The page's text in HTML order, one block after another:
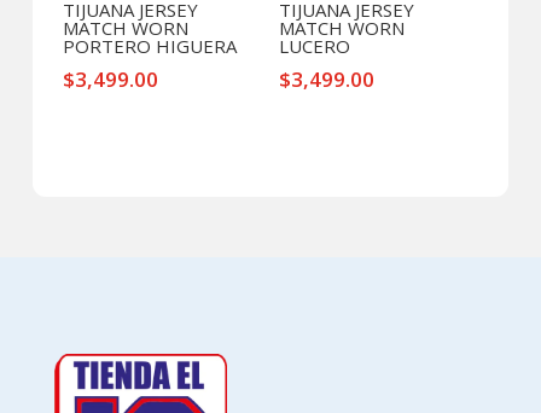
TIJUANA JERSEY
MATCH WORN
PORTERO HIGUERA
$3,499.00
TIJUANA JERSEY
MATCH WORN
LUCERO
$3,499.00